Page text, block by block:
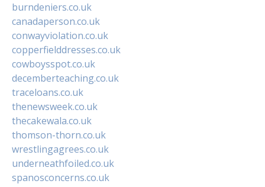
burndeniers.co.uk
canadaperson.co.uk
conwayviolation.co.uk
copperfielddresses.co.uk
cowboysspot.co.uk
decemberteaching.co.uk
traceloans.co.uk
thenewsweek.co.uk
thecakewala.co.uk
thomson-thorn.co.uk
wrestlingagrees.co.uk
underneathfoiled.co.uk
spanosconcerns.co.uk